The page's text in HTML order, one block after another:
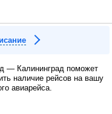
— Калининград поможет
наличие рейсов на вашу
авиарейса.